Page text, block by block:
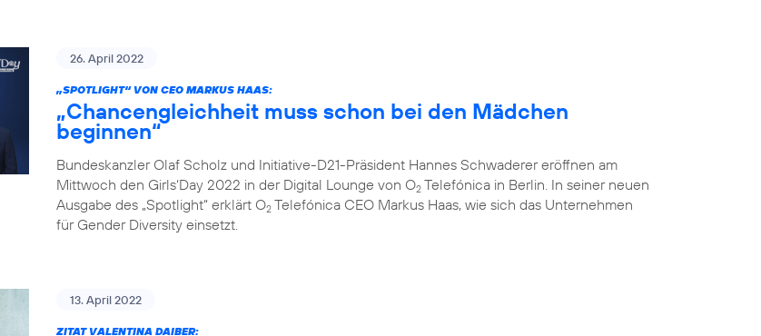
26. April 2022
„SPOTLIGHT“ VON CEO MARKUS HAAS:
„Chancengleichheit muss schon bei den Mädchen
beginnen“
Bundeskanzler Olaf Scholz und Initiative-D21-Präsident Hannes Schwaderer eröffnen am
Mittwoch den Girls‘Day 2022 in der Digital Lounge von O2 Telefónica in Berlin. In seiner neuen
Ausgabe des „Spotlight“ erklärt O2 Telefónica CEO Markus Haas, wie sich das Unternehmen
für Gender Diversity einsetzt.
13. April 2022
ZITAT VALENTINA DAIBER: